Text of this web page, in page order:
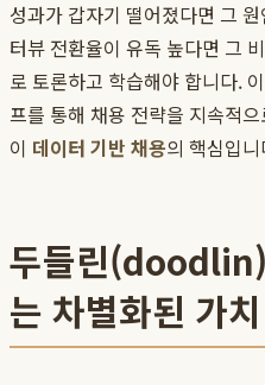
성과가 갑자기 떨어졌다면 그
터뷰 전환율이 유독 높다면 그
로 토론하고 학습해야 합니다.
프를 통해 채용 전략을 지속적
이 데이터 기반 채용의 핵심입
두들린
는 차별화된 가치